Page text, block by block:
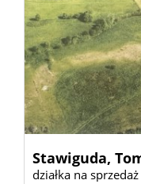
Stawiguda,
działka na sprzedaż